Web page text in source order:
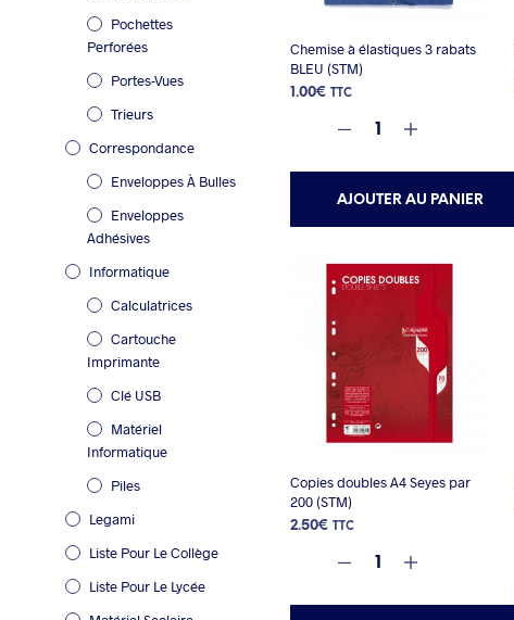
Pochettes
Perforées
Portes-Vues
Trieurs
Correspondance
Enveloppes À Bulles
Enveloppes
Adhésives
Informatique
Calculatrices
Cartouche
Imprimante
Clé USB
Matériel
Informatique
Piles
Legami
Liste Pour Le Collège
Liste Pour Le Lycée
Chemise à élastiques 3 rabats
BLEU (STM)
1.00€ TTC
AJOUTER AU PANIER
Copies doubles A4 Seyes par
200 (STM)
2.50€ TTC